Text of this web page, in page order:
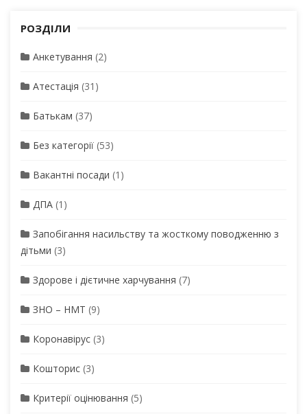
РОЗДІЛИ
Анкетування (2)
Атестація (31)
Батькам (37)
Без категорії (53)
Вакантні посади (1)
ДПА (1)
Запобігання насильству та жосткому поводженню з
дітьми (3)
Здорове і дієтичне харчування (7)
ЗНО – НМТ (9)
Коронавірус (3)
Кошторис (3)
Критерії оцінювання (5)